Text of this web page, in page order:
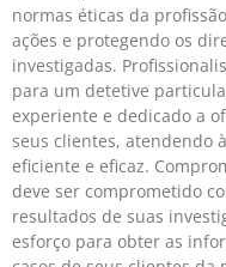
normas éticas da
ações e protegendo os
investigadas.
para um detetive
experiente e dedicado a
seus clientes, atendendo
eficiente e eficaz.
deve ser comprometido
resultados de suas
esforço para obter as